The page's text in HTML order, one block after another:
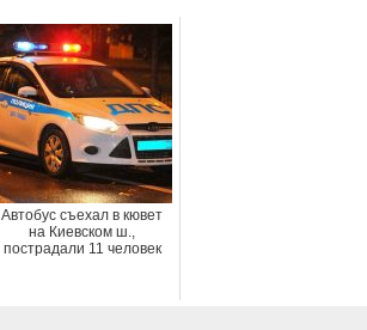
Автобус съехал в кювет
на Киевском ш.,
пострадали 11 человек